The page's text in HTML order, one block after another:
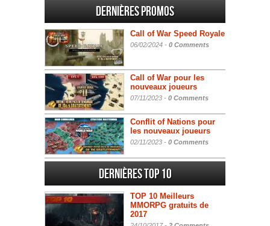
Dernières promos
Call of War Speed Royale
06/02/2024 - 0 Comments
Call of War pour les
nouveaux joueurs
07/11/2023 - 0 Comments
Conflit of Nations pour
les nouveaux joueurs
02/11/2023 - 0 Comments
Dernières Top 10
TOP 10 Meilleurs
MMORPG gratuits de
2017